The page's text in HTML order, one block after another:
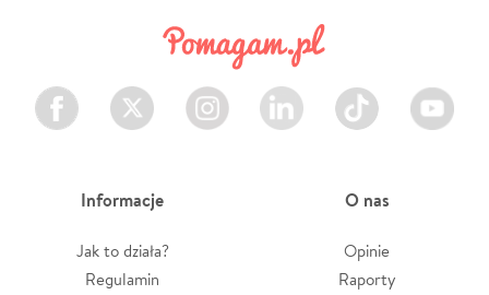
Facebook Twitter Instagram LinkedIn TikTok Youtube
Informacje
Jak to działa?
Regulamin
O nas
Opinie
Raporty